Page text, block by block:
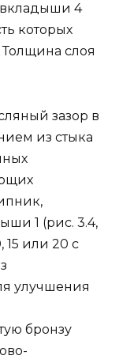
вкладыши 4
которых
слоя
зазор в
из стыка
1 (рис. 3.4,
15 или 20 с
улучшения
бронзу